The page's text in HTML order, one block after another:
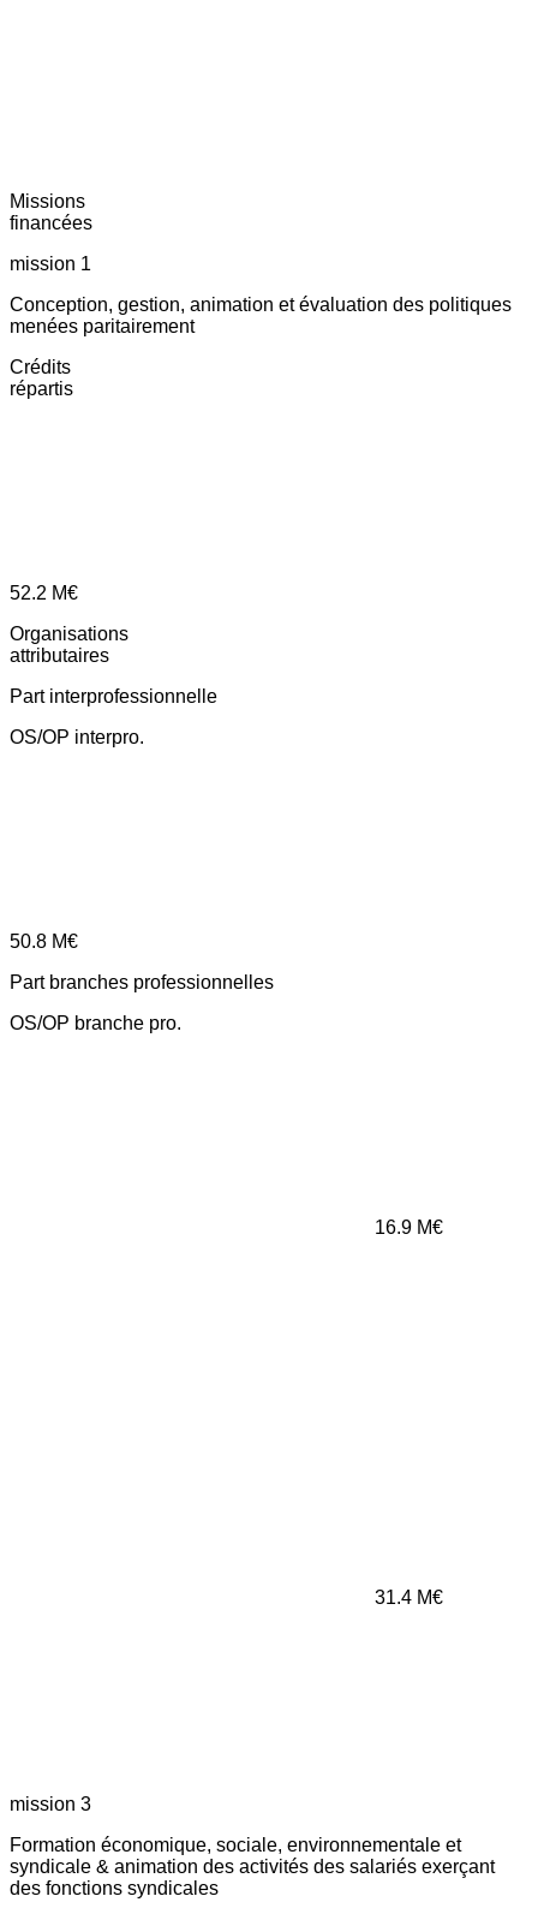
Missions
financées
mission 1
Conception, gestion, animation et évaluation des politiques
menées paritairement
Crédits
répartis
52.2 M€
Organisations
attributaires
Part interprofessionnelle
OS/OP interpro.
50.8 M€
Part branches professionnelles
OS/OP branche pro.
16.9 M€
31.4 M€
mission 3
Formation économique, sociale, environnementale et
syndicale & animation des activités des salariés exerçant
des fonctions syndicales